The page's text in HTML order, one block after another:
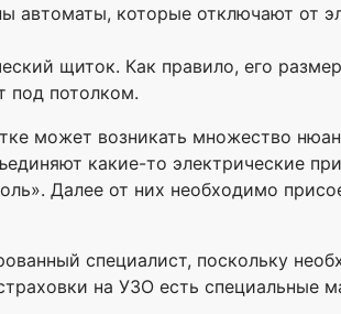
которые отключают от
щиток. Как правило, его
под потолком.
может возникать множество
какие-то электрические
Далее от них необходимо
специалист, поскольку
на УЗО есть специальные